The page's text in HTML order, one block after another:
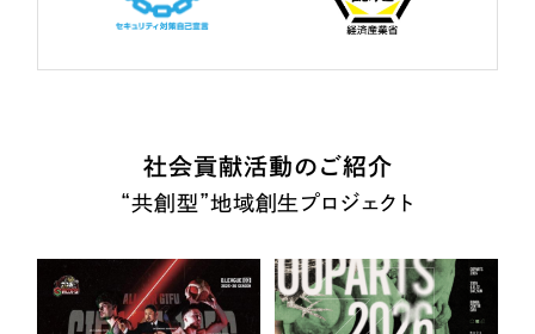
社会貢献活動のご紹介
“共創型”地域創生プロジェクト